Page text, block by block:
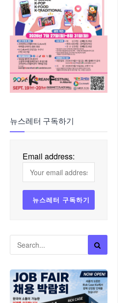
뉴스레터 구독하기
Email address: